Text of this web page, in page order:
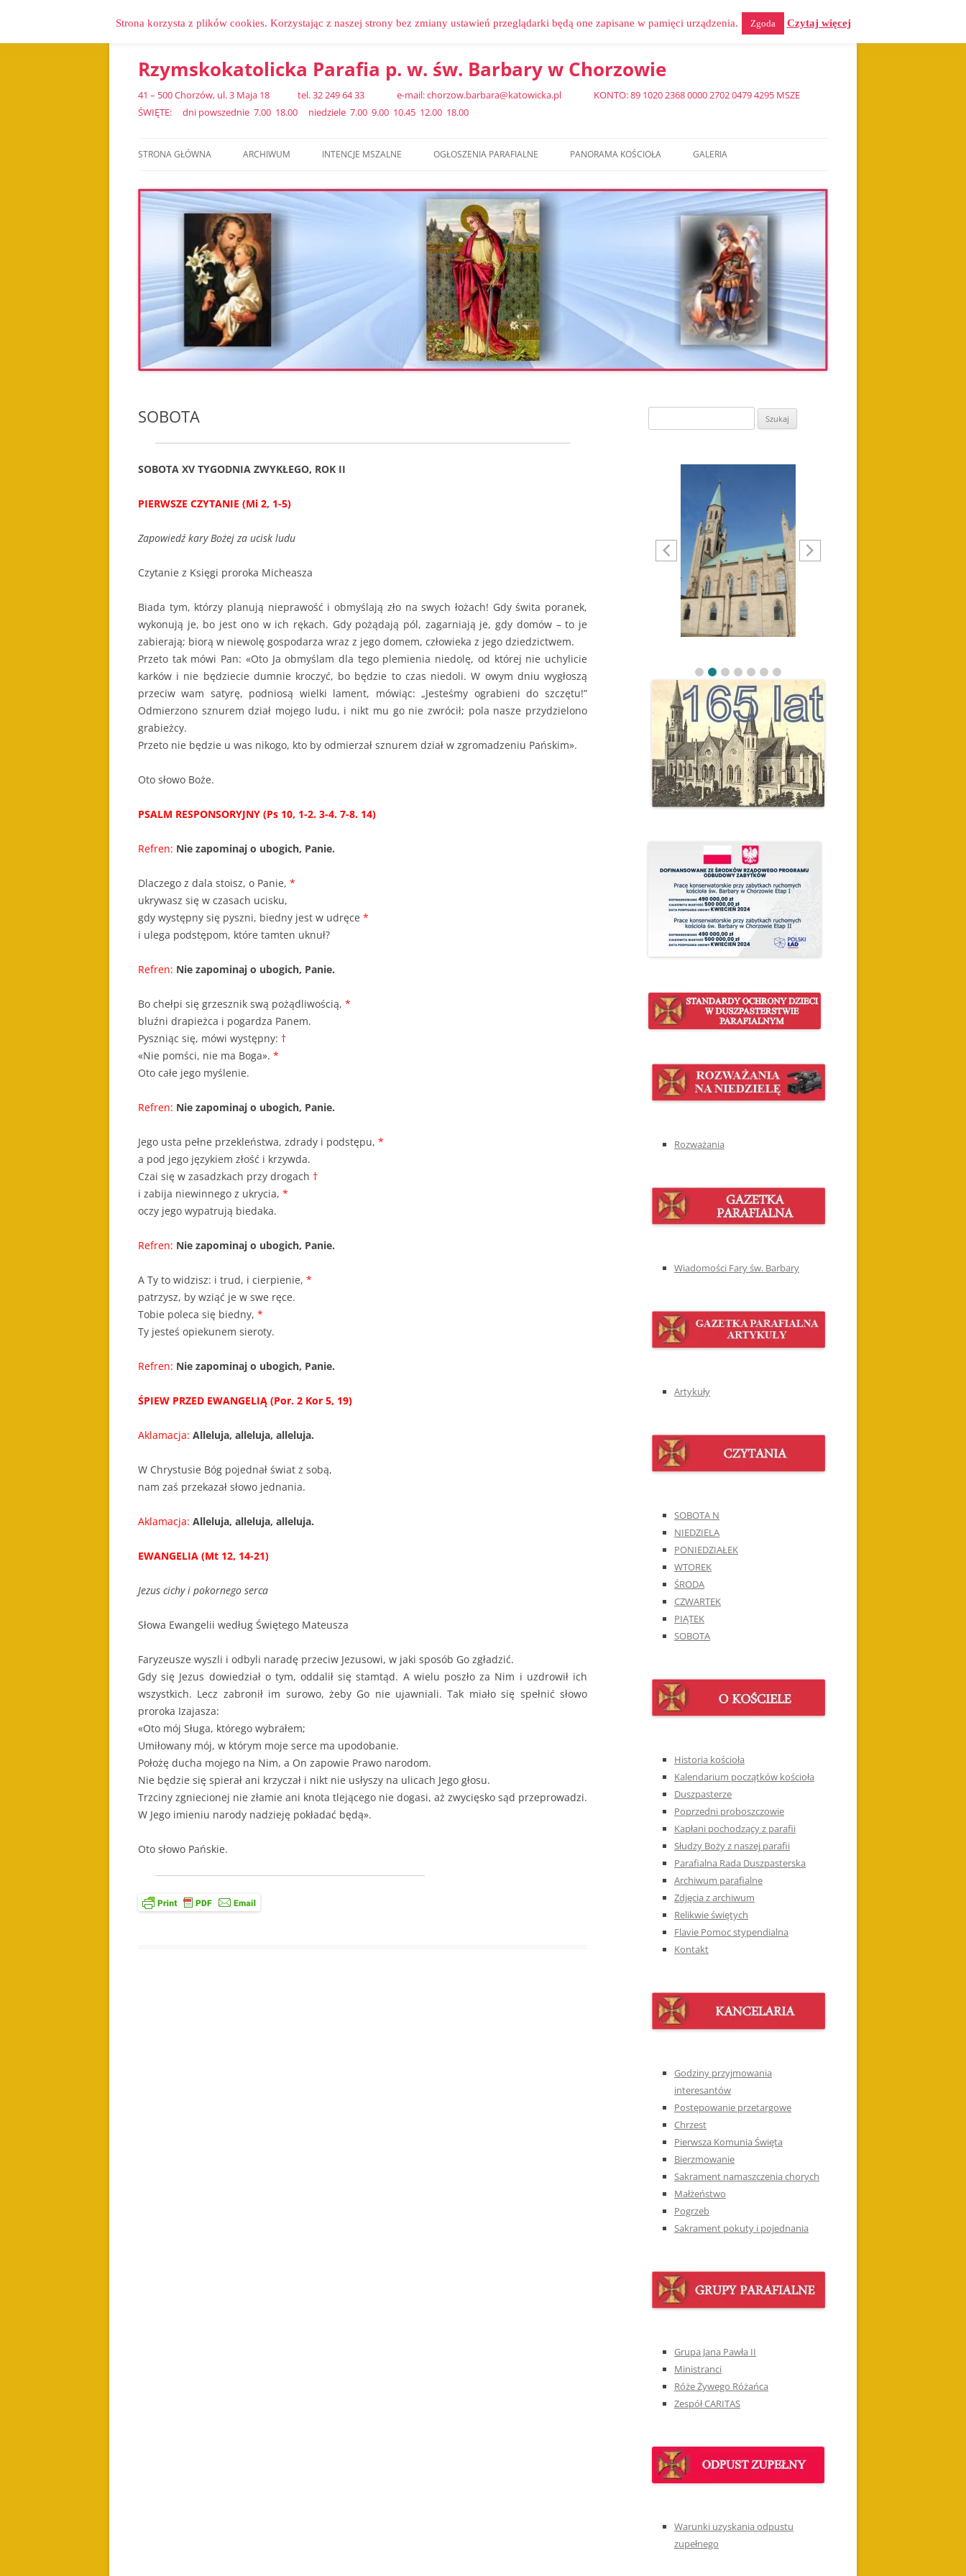
Rzymskokatolicka Parafia p. w. św. Barbary w Chorzowie
41 – 500 Chorzów, ul. 3 Maja 18 tel. 32 249 64 33 e-mail: chorzow.barbara@katowicka.pl KONTO: 89 1020 2368 0000 2702 0479 4295 MSZE
ŚWIĘTE: dni powszednie 7.00 18.00 niedziele 7.00 9.00 10.45 12.00 18.00
STRONA GŁÓWNA ARCHIWUM INTENCJE MSZALNE OGŁOSZENIA PARAFIALNE PANORAMA KOŚCIOŁA GALERIA
SOBOTA
SOBOTA XV TYGODNIA ZWYKŁEGO, ROK II
PIERWSZE CZYTANIE (Mi 2, 1-5)
Zapowiedź kary Bożej za ucisk ludu
Czytanie z Księgi proroka Micheasza
Biada tym, którzy planują nieprawość i obmyślają zło na swych łożach! Gdy świta poranek,
wykonują je, bo jest ono w ich rękach. Gdy pożądają pól, zagarniają je, gdy domów – to je
zabierają; biorą w niewolę gospodarza wraz z jego domem, człowieka z jego dziedzictwem.
Przeto tak mówi Pan: «Oto Ja obmyślam dla tego plemienia niedolę, od której nie uchylicie
karków i nie będziecie dumnie kroczyć, bo będzie to czas niedoli. W owym dniu wygłoszą
przeciw wam satyrę, podniosą wielki lament, mówiąc: „Jesteśmy ograbieni do szczętu!”
Odmierzono sznurem dział mojego ludu, i nikt mu go nie zwrócił; pola nasze przydzielono
grabieżcy.
Przeto nie będzie u was nikogo, kto by odmierzał sznurem dział w zgromadzeniu Pańskim».
Oto słowo Boże.
PSALM RESPONSORYJNY (Ps 10, 1-2. 3-4. 7-8. 14)
Refren: Nie zapominaj o ubogich, Panie.
Dlaczego z dala stoisz, o Panie, *
ukrywasz się w czasach ucisku,
gdy występny się pyszni, biedny jest w udręce *
i ulega podstępom, które tamten uknuł?
Refren: Nie zapominaj o ubogich, Panie.
Bo chełpi się grzesznik swą pożądliwością, *
bluźni drapieżca i pogardza Panem.
Pyszniąc się, mówi występny: †
«Nie pomści, nie ma Boga». *
Oto całe jego myślenie.
Refren: Nie zapominaj o ubogich, Panie.
Jego usta pełne przekleństwa, zdrady i podstępu, *
a pod jego językiem złość i krzywda.
Czai się w zasadzkach przy drogach †
i zabija niewinnego z ukrycia, *
oczy jego wypatrują biedaka.
Refren: Nie zapominaj o ubogich, Panie.
A Ty to widzisz: i trud, i cierpienie, *
patrzysz, by wziąć je w swe ręce.
Tobie poleca się biedny, *
Ty jesteś opiekunem sieroty.
Refren: Nie zapominaj o ubogich, Panie.
ŚPIEW PRZED EWANGELIĄ (Por. 2 Kor 5, 19)
Aklamacja: Alleluja, alleluja, alleluja.
W Chrystusie Bóg pojednał świat z sobą,
nam zaś przekazał słowo jednania.
Aklamacja: Alleluja, alleluja, alleluja.
EWANGELIA (Mt 12, 14-21)
Jezus cichy i pokornego serca
Słowa Ewangelii według Świętego Mateusza
Faryzeusze wyszli i odbyli naradę przeciw Jezusowi, w jaki sposób Go zgładzić.
Gdy się Jezus dowiedział o tym, oddalił się stamtąd. A wielu poszło za Nim i uzdrowił ich
wszystkich. Lecz zabronił im surowo, żeby Go nie ujawniali. Tak miało się spełnić słowo
proroka Izajasza:
«Oto mój Sługa, którego wybrałem;
Umiłowany mój, w którym moje serce ma upodobanie.
Położę ducha mojego na Nim, a On zapowie Prawo narodom.
Nie będzie się spierał ani krzyczał i nikt nie usłyszy na ulicach Jego głosu.
Trzciny zgniecionej nie złamie ani knota tlejącego nie dogasi, aż zwycięsko sąd przeprowadzi.
W Jego imieniu narody nadzieję pokładać będą».
Oto słowo Pańskie.
Rozważania
Wiadomości Fary św. Barbary
Artykuły
SOBOTA N
NIEDZIELA
PONIEDZIAŁEK
WTOREK
ŚRODA
CZWARTEK
PIĄTEK
SOBOTA
Historia kościoła
Kalendarium początków kościoła
Duszpasterze
Poprzedni proboszczowie
Kapłani pochodzący z parafii
Słudzy Boży z naszej parafii
Parafialna Rada Duszpasterska
Archiwum parafialne
Zdjęcia z archiwum
Relikwie świętych
Flavie Pomoc stypendialna
Kontakt
Godziny przyjmowania
interesantów
Postępowanie przetargowe
Chrzest
Pierwsza Komunia Święta
Bierzmowanie
Sakrament namaszczenia chorych
Małżeństwo
Pogrzeb
Sakrament pokuty i pojednania
Grupa Jana Pawła II
Ministranci
Róże Żywego Różańca
Zespół CARITAS
Warunki uzyskania odpustu
zupełnego
Strona korzysta z plików cookies. Korzystając z naszej strony bez zmiany ustawień przeglądarki będą one zapisane w pamięci urządzenia. Zgoda Czytaj więcej